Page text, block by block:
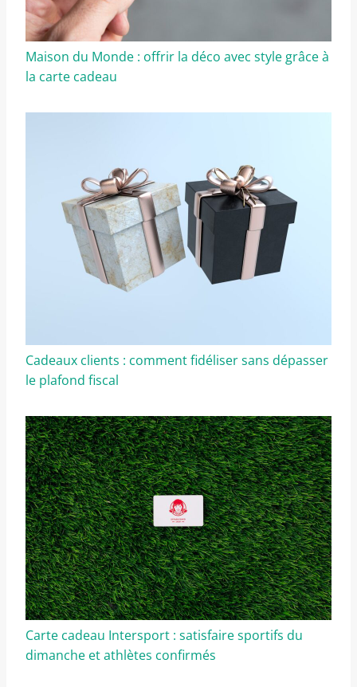
Maison du Monde : offrir la déco avec style grâce à
la carte cadeau
Cadeaux clients : comment fidéliser sans dépasser
le plafond fiscal
Carte cadeau Intersport : satisfaire sportifs du
dimanche et athlètes confirmés